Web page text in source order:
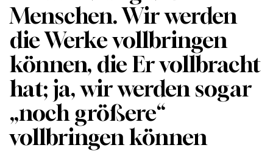
Menschen. Wir werden
die Werke vollbringen
können, die Er vollbracht
hat; ja, wir werden sogar
„noch größere“
vollbringen können